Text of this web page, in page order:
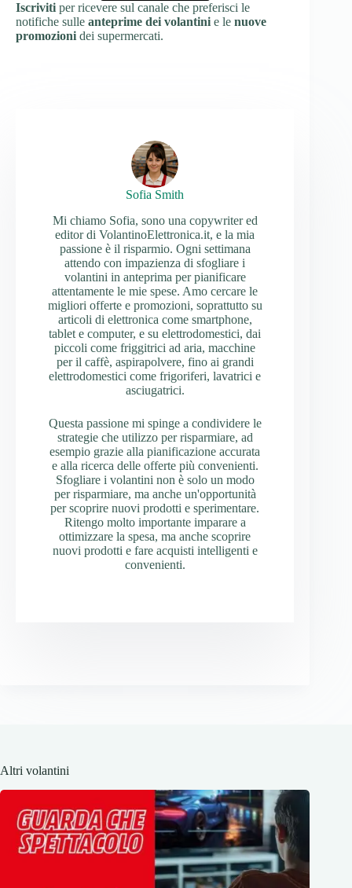
Iscriviti per ricevere sul canale che preferisci le
notifiche sulle anteprime dei volantini e le nuove
promozioni dei supermercati.
Sofia Smith
Mi chiamo Sofia, sono una copywriter ed
editor di VolantinoElettronica.it, e la mia
passione è il risparmio. Ogni settimana
attendo con impazienza di sfogliare i
volantini in anteprima per pianificare
attentamente le mie spese. Amo cercare le
migliori offerte e promozioni, soprattutto su
articoli di elettronica come smartphone,
tablet e computer, e su elettrodomestici, dai
piccoli come friggitrici ad aria, macchine
per il caffè, aspirapolvere, fino ai grandi
elettrodomestici come frigoriferi, lavatrici e
asciugatrici.
Questa passione mi spinge a condividere le
strategie che utilizzo per risparmiare, ad
esempio grazie alla pianificazione accurata
e alla ricerca delle offerte più convenienti.
Sfogliare i volantini non è solo un modo
per risparmiare, ma anche un'opportunità
per scoprire nuovi prodotti e sperimentare.
Ritengo molto importante imparare a
ottimizzare la spesa, ma anche scoprire
nuovi prodotti e fare acquisti intelligenti e
convenienti.
Altri volantini